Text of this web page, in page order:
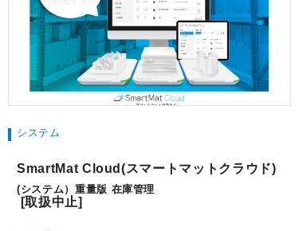
システム
SmartMat Cloud(スマートマットクラウド)
(システム）重量版 在庫管理
[取扱中止]